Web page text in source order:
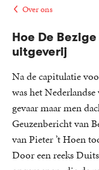
23:59
volgende
betalen
Gratis
retourneren
en
uitgevers
Over ons
Hoe De
uitgeverij
Na de capitulatie
was het
gevaar maar men
Geuzenbericht van
van Pieter ’t Hoen
Door een reeks